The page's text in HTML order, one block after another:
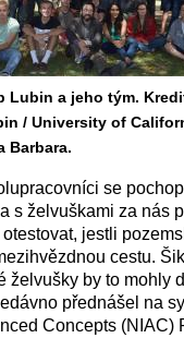
Lubin a jeho tým.
/ University of
Barbara.
se
s želvuškami za nás
jestli
cestu.
želvušky by to mohly
přednášel na
Concepts (NIAC)